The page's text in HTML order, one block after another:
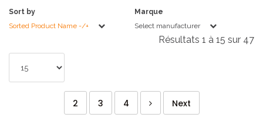
Sort by
Sorted Product Name -/+
Marque
Select manufacturer
Résultats 1 à 15 sur 47
2 3 4 Next